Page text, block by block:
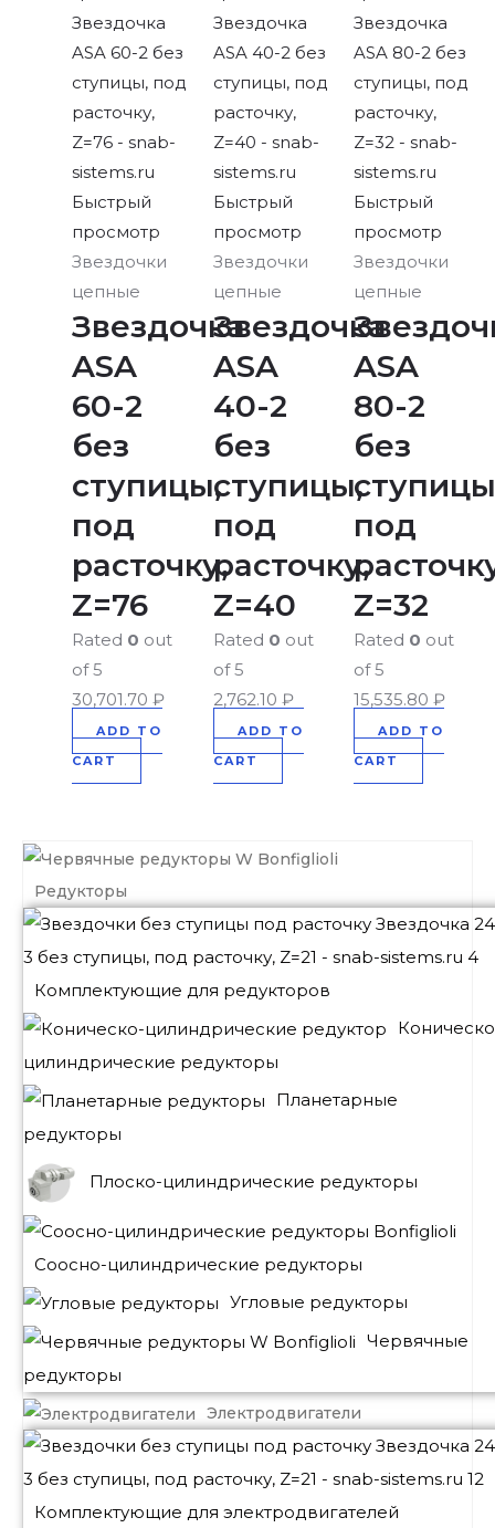
Редукторы
Комплектующие для редукторов
цилиндрические редукторы
Планетарные
редукторы
Плоско-цилиндрические редукторы
Соосно-цилиндрические редукторы
Угловые редукторы
Червячные
редукторы
Электродвигатели
Комплектующие для электродвигателей
Быстрый
просмотр
Звездочки
цепные
Звездочка
ASA
60-2
без
ступицы,
под
расточку,
Z=76
Rated 0 out
of 5
30,701.70 ₽
ADD TO
CART
Быстрый
просмотр
Звездочки
цепные
Звездочка
ASA
40-2
без
ступицы,
под
расточку,
Z=40
Rated 0 out
of 5
2,762.10 ₽
ADD TO
CART
Быстрый
просмотр
Звездочки
цепные
ASA
80-2
без
под
Z=32
Rated 0 out
of 5
15,535.80₽
ADD TO
CART